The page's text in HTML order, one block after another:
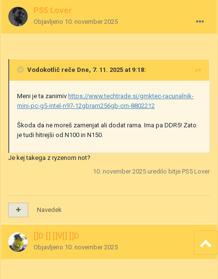
PS5 Lover
Objavljeno 10. november 2025
Vodokotlič reče Dne, 7. 11. 2025 at 9:18:
Meni je ta zanimiv https://www.techtrade.si/gmktec-racunalnik-
mini-pc-g5-intel-n97-12gbram256gb-crn-8802212
Škoda da ne moreš zamenjat ali dodat rama. Ima pa DDR5! Zato
je tudi hitrejši od N100 in N150.
Je kej takega z ryzenom not?
10. november 2025 uredilo bitje PS5 Lover
Navedek
[]D [] []V[] []D
Objavljeno 10. november 2025